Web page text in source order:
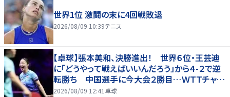
世界1位 激闘の末に4回戦敗退
2026/08/09 10:39テニス
【卓球】張本美和、決勝進出！ 世界６位・王芸迪
に「どうやって戦えばいいんだろう」から４-２で逆
転勝ち 中国選手に今大会２勝目…ＷＴＴチャン
ピオンズ横浜
2026/08/09 12:41 卓球